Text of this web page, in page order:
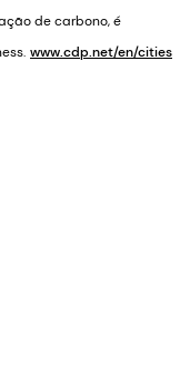
de carbono, é
www.cdp.net/en/cities